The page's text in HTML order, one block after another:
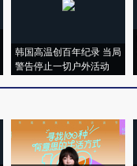
韩国高温创百年纪录 当局
警告停止一切户外活动